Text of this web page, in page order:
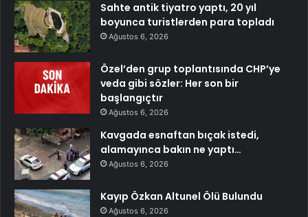
Sahte antik tiyatro yaptı, 20 yıl
boyunca turistlerden para topladı
Ağustos 6, 2026
Özel’den grup toplantısında CHP’ye
veda gibi sözler: Her son bir
başlangıçtır
Ağustos 6, 2026
Kavgada esnaftan bıçak istedi,
alamayınca bakın ne yaptı…
Ağustos 6, 2026
Kayıp Özkan Altunel Ölü Bulundu
Ağustos 6, 2026